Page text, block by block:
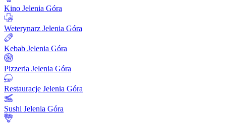
Kino Jelenia Góra
Weterynarz Jelenia Góra
Kebab Jelenia Góra
Pizzeria Jelenia Góra
Restauracje Jelenia Góra
Sushi Jelenia Góra